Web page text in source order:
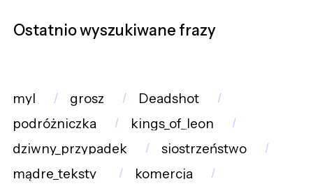
Ostatnio wyszukiwane frazy
myl grosz
Deadshot
podróżniczka
kings_of_leon
dziwny_przypadek
siostrzeństwo
mądre_teksty_
komercja